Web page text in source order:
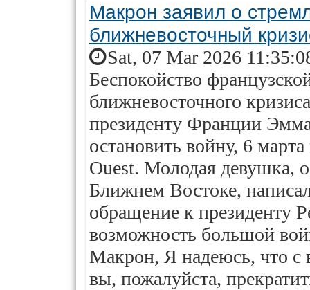
Макрон заявил о
ближневосточный
Sat, 07 Mar 2026
Беспокойство
ближневосточного
президенту Франции
остановить войну, 6
Ouest. Молодая девушка,
Ближнем Востоке,
обращение к президенту
возможность большой
Макрон, Я надеюсь, что с
вы, пожалуйста,